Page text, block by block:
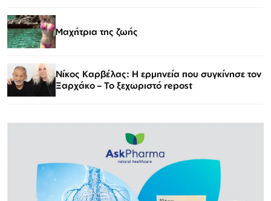
Μαχήτρια της ζωής
Νίκος Καρβέλας: Η ερμηνεία που συγκίνησε τον
Ξαρχάκο – Το ξεχωριστό repost